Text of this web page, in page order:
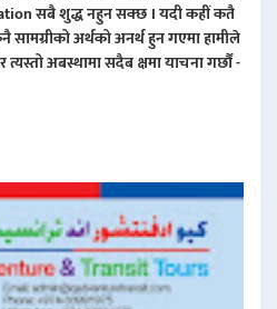
सबै शुद्ध नहुन सक्छ । यदी कहीं कतै
अर्थको अनर्थ हुन गएमा हामीले
त्यस्तो अबस्थामा सदैब क्षमा याचना गर्छौं -